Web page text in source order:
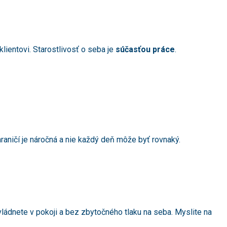
Starostlivosť o seba je súčasťou práce.
je náročná a nie každý deň môže byť rovnaký.
v pokoji a bez zbytočného tlaku na seba. Myslite na